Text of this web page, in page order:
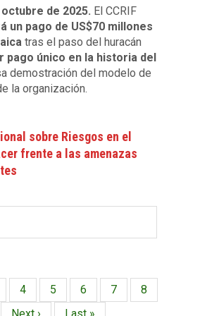
de 2025. El CCRIF
un pago de US$70 millones
tras el paso del huracán
pago único en la historia del
demostración del modelo de
la organización.
sobre Riesgos en el
frente a las amenazas
Página
4 Página
5 Página
6 Página
7 Página
8